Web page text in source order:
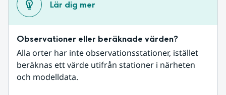
Lär dig mer
Observationer eller beräknade värden?
Alla orter har inte observationsstationer, istället
beräknas ett värde utifrån stationer i närheten
och modelldata.